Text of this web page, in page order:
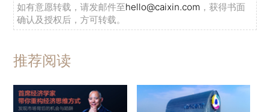
如有意愿转载，请发邮件至hello@caixin.com ，获得书面
确认及授权后，方可转载。
推荐阅读